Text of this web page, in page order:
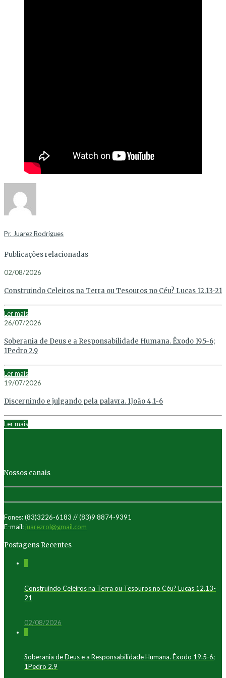
Pr. Juarez Rodrigues
Publicações relacionadas
02/08/2026
Construindo Celeiros na Terra ou Tesouros no Céu? Lucas 12.13-21
Ler mais
26/07/2026
Soberania de Deus e a Responsabilidade Humana. Êxodo 19.5-6;
1Pedro 2.9
Ler mais
19/07/2026
Discernindo e julgando pela palavra. 1João 4.1-6
Ler mais
Nossos canais
Fones: (83)3226-6183 // (83)9 8874-9391
E-mail: juarezrol@gmail.com
Postagens Recentes
Construindo Celeiros na Terra ou Tesouros no Céu? Lucas 12.13-
21
02/08/2026
Soberania de Deus e a Responsabilidade Humana. Êxodo 19.5-6;
1Pedro 2.9